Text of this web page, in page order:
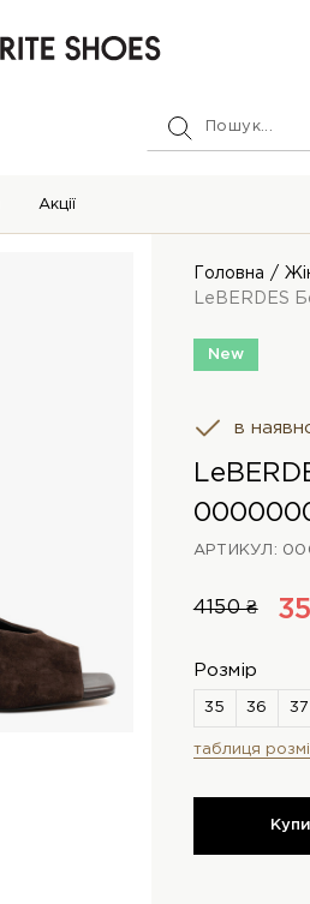
Акції
Головна
LeBERDES
New
в
АРТИКУЛ:
4150 ₴
Розмір
таблиця